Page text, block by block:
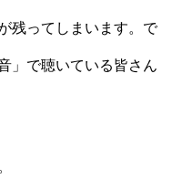
残ってしまいます。で
」で聴いている皆さん